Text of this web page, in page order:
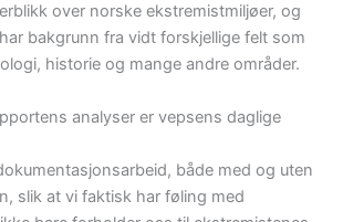
over norske ekstremistmiljøer, og
bakgrunn fra vidt forskjellige felt som
historie og mange andre områder.
analyser er vepsens daglige
både med og uten
slik at vi faktisk har føling med